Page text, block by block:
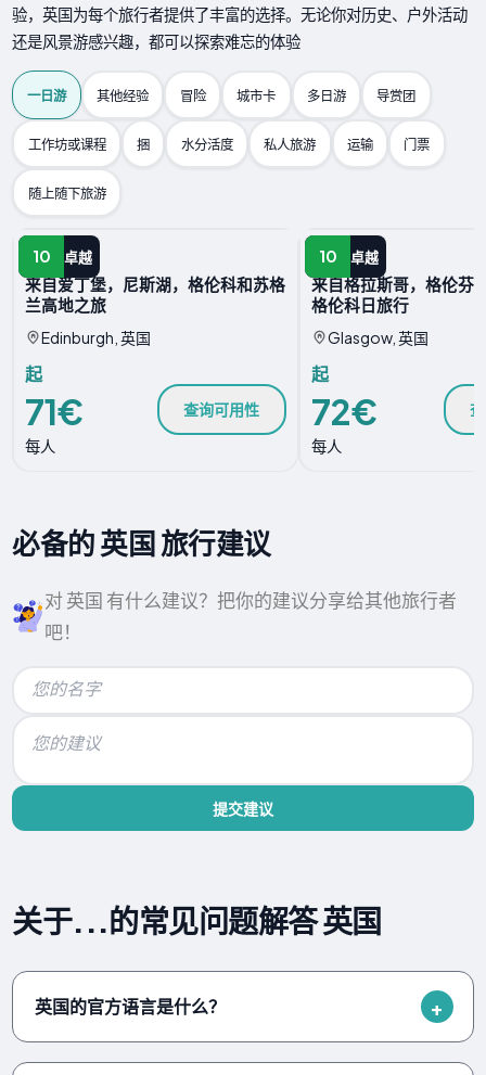
验，英国为每个旅行者提供了丰富的选择。无论你对历史、户外活动
还是风景游感兴趣，都可以探索难忘的体验
一日游 其他经验 冒险 城市卡 多日游 导赏团
工作坊或课程 捆 水分活度 私人旅游 运输 门票
随上随下旅游
10 卓越
一日游
来自爱丁堡，尼斯湖，格伦科和苏格
兰高地之旅
Edinburgh, 英国
起
71€
每人
查询可用性
10 卓越
一日游
来自格拉斯哥，格伦芬
格伦科日旅行
Glasgow, 英国
起
72€
每人
必备的 英国 旅行建议
对 英国 有什么建议？把你的建议分享给其他旅行者
吧！
提交建议
关于...的常见问题解答 英国
英国的官方语言是什么？